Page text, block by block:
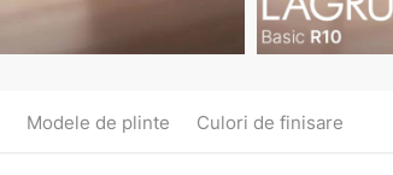
Modele de plinte Culori de finisare